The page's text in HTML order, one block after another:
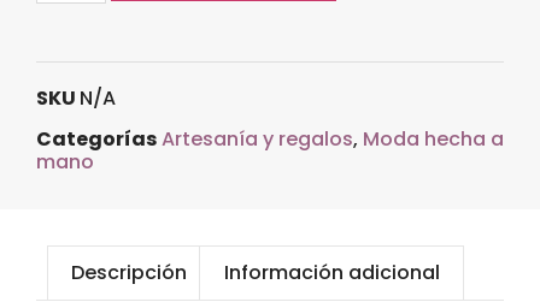
SKU N/A
CategoríasArtesanía y regalos, Moda hecha a
mano
Descripción Información adicional